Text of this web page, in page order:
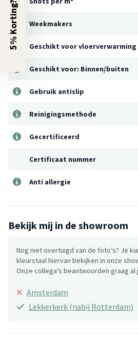
Weekmakers
Geschikt voor vloerverwarming
Geschikt voor: Binnen/buiten
Gebruik antislip
Reinigingsmethode
Gecertificeerd
Certificaat nummer
Anti allergie
Bekijk mij in de showroom
Nog niet overtuigd van de foto’s? Je
kleurstaal hiervan bekijken in onze
Onze collega's beantwoorden graag al
× Amsterdam
Lekkerkerk (nabij Rotterdam)
5% Korting?